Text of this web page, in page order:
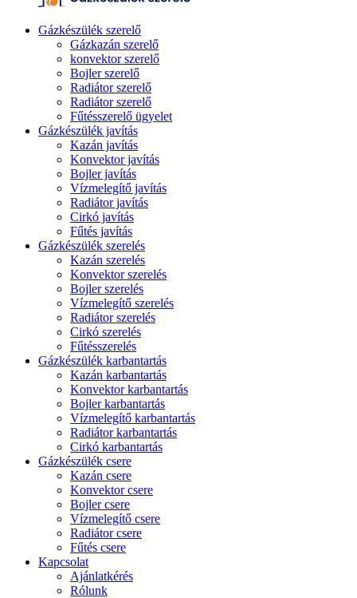
Gázkészülék szerelő
Gázkazán szerelő
konvektor szerelő
Bojler szerelő
Radiátor szerelő
Radiátor szerelő
Fűtésszerelő ügyelet
Gázkészülék javítás
Kazán javítás
Konvektor javítás
Bojler javítás
Vízmelegítő javítás
Radiátor javítás
Cirkó javítás
Fűtés javítás
Gázkészülék szerelés
Kazán szerelés
Konvektor szerelés
Bojler szerelés
Vízmelegítő szerelés
Radiátor szerelés
Cirkó szerelés
Fűtésszerelés
Gázkészülék karbantartás
Kazán karbantartás
Konvektor karbantartás
Bojler karbantartás
Vízmelegítő karbantartás
Radiátor karbantartás
Cirkó karbantartás
Gázkészülék csere
Kazán csere
Konvektor csere
Bojler csere
Vízmelegítő csere
Radiátor csere
Fűtés csere
Kapcsolat
Ajánlatkérés
Rólunk